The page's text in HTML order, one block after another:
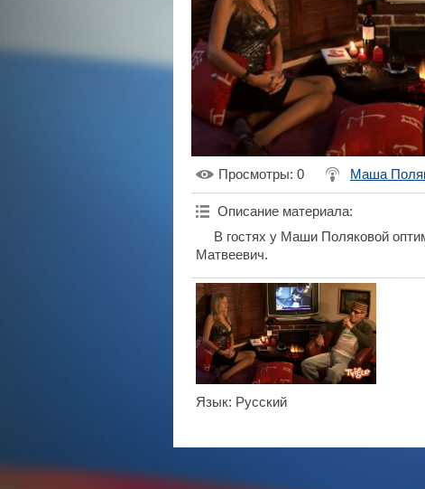
Просмотры: 0 Маша
Описание материала:
В гостях у Маши Поляковой
Матвеевич.
Язык: Русский